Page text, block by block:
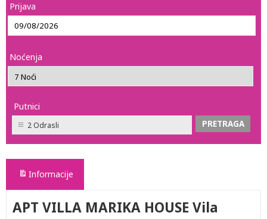
Prijava
Noćenja
Putnici
2 Odrasli
Informacije
APT VILLA MARIKA HOUSE Vila